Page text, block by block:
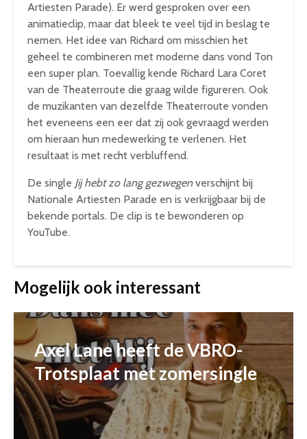
Artiesten Parade). Er werd gesproken over een
animatieclip, maar dat bleek te veel tijd in beslag te
nemen. Het idee van Richard om misschien het
geheel te combineren met moderne dans vond Ton
een super plan. Toevallig kende Richard Lara Coret
van de Theaterroute die graag wilde figureren. Ook
de muzikanten van dezelfde Theaterroute vonden
het eveneens een eer dat zij ook gevraagd werden
om hieraan hun medewerking te verlenen. Het
resultaat is met recht verbluffend.
De single Jij hebt zo lang gezwegenverschijnt bij
Nationale Artiesten Parade en is verkrijgbaar bij de
bekende portals. De clip is te bewonderen op
YouTube.
Mogelijk ook interessant
Axel Lane heeft de VBRO-
Trotsplaat met zomersingle